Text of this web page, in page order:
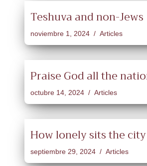
Teshuva and non-Jews
noviembre 1, 2024 Articles
Praise God all the
octubre 14, 2024 Articles
How lonely sits the city
septiembre 29, 2024 Articles